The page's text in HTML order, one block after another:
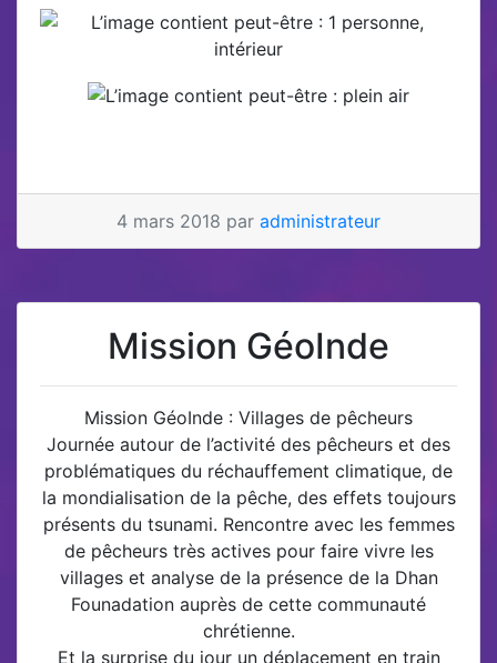
4 mars 2018 par administrateur
Mission GéoInde
Mission GéoInde : Villages de pêcheurs
Journée autour de l’activité des pêcheurs et des
problématiques du réchauffement climatique, de
la mondialisation de la pêche, des effets toujours
présents du tsunami. Rencontre avec les femmes
de pêcheurs très actives pour faire vivre les
villages et analyse de la présence de la Dhan
Founadation auprès de cette communauté
chrétienne.
Et la surprise du jour un déplacement en train